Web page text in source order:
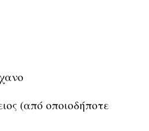
(από οποιοδήποτε